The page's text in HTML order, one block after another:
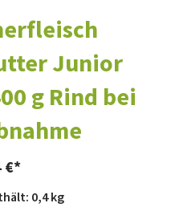
Junior
g Rind bei
€
0,4kg